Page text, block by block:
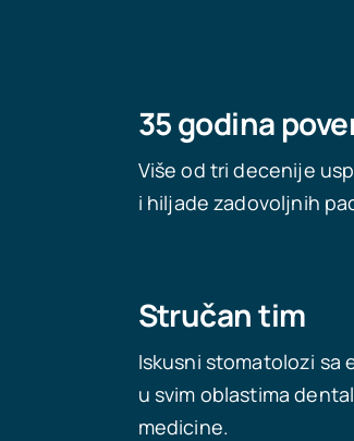
35 godina
Više od tri decenije
i hiljade zadovoljnih
Stručan tim
Iskusni stomatolozi sa
u svim oblastima
medicine.